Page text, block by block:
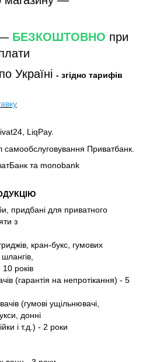
БЕЗКОШТОВНО при
Україні - згідно тарифів
LiqPay.
самообслуговування Приватбанк.
та monobank
придбані для приватного
з
кран-букс, гумових
10 років
(гарантія на непротікання) - 5
(гумові ущільнювачі,
донні
і т.д.) - 2 роки